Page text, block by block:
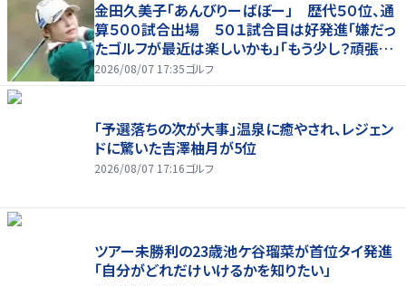
金田久美子「あんびりーばぼー」 歴代５０位、通
算５００試合出場 ５０１試合目は好発進「嫌だっ
たゴルフが最近は楽しいかも」「もう少し？頑張り
たいな」
2026/08/07 17:35ゴルフ
「予選落ちの次が大事」温泉に癒やされ、レジェン
ドに驚いた吉澤柚月が5位
2026/08/07 17:16ゴルフ
ツアー未勝利の23歳池ケ谷瑠菜が首位タイ発進
「自分がどれだけいけるかを知りたい」